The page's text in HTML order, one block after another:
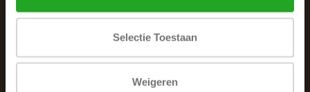
Selectie Toestaan
Weigeren
info@dewoonhoek.nl